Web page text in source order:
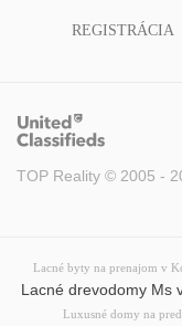
REGISTRÁCIA
TOP Reality © 2005 -
Lacné byty na prenajom v
Lacné drevodomy Ms
Luxusné domy na